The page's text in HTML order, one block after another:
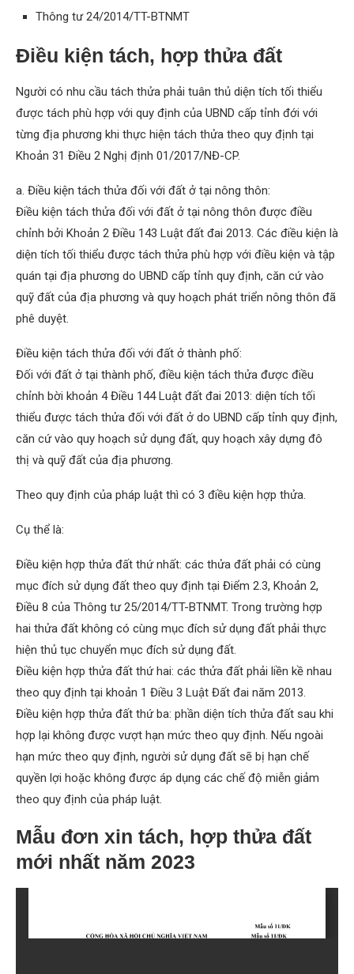
Thông tư 24/2014/TT-BTNMT
Điều kiện tách, hợp thửa đất
Người có nhu cầu tách thửa phải tuân thủ diện tích tối thiểu
được tách phù hợp với quy định của UBND cấp tỉnh đới với
từng địa phương khi thực hiện tách thửa theo quy định tại
Khoản 31 Điều 2 Nghị định 01/2017/NĐ-CP.
a. Điều kiện tách thửa đối với đất ở tại nông thôn:
Điều kiện tách thửa đối với đất ở tại nông thôn được điều
chỉnh bởi Khoản 2 Điều 143 Luật đất đai 2013. Các điều kiện là
diện tích tối thiểu được tách thửa phù hợp với điều kiện và tập
quán tại địa phương do UBND cấp tỉnh quy định, căn cứ vào
quỹ đất của địa phương và quy hoạch phát triển nông thôn đã
phê duyệt.
Điều kiện tách thửa đối với đất ở thành phố:
Đối với đất ở tại thành phố, điều kiện tách thửa được điều
chỉnh bời khoản 4 Điều 144 Luật đất đai 2013: diện tích tối
thiểu được tách thửa đối với đất ở do UBND cấp tỉnh quy định,
căn cứ vào quy hoạch sử dụng đất, quy hoạch xây dựng đô
thị và quỹ đất của địa phương.
Theo quy định của pháp luật thì có 3 điều kiện hợp thửa.
Cụ thể là:
Điều kiện hợp thửa đất thứ nhất: các thửa đất phải có cùng
mục đích sử dụng đất theo quy định tại Điểm 2.3, Khoản 2,
Điều 8 của Thông tư 25/2014/TT-BTNMT. Trong trường hợp
hai thửa đất không có cùng mục đích sử dụng đất phải thực
hiện thủ tục chuyển mục đích sử dụng đất.
Điều kiện hợp thửa đất thứ hai: các thửa đất phải liền kề nhau
theo quy định tại khoản 1 Điều 3 Luật Đất đai năm 2013.
Điều kiện hợp thửa đất thứ ba: phần diện tích thửa đất sau khi
hợp lại không được vượt hạn mức theo quy định. Nếu ngoài
hạn mức theo quy định, người sử dụng đất sẽ bị hạn chế
quyền lợi hoặc không được áp dụng các chế độ miễn giảm
theo quy định của pháp luật.
Mẫu đơn xin tách, hợp thửa đất
mới nhất năm 2023